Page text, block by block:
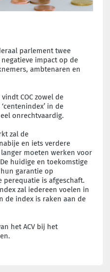
parlement twee
impact op de
ambtenaren en
COC zowel de
in de
onrechtvaardig.
zal de
en iets verdere
moeten werken voor
huidige en toekomstige
garantie op
perequatie is afgeschaft.
zal iedereen voelen in
de index is raken aan de
het ACV bij het